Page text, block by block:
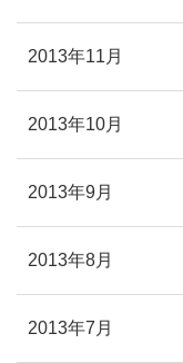
2013年11月
2013年10月
2013年9月
2013年8月
2013年7月